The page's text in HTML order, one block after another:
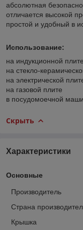
абсолютная
отличается высокой
простой и удобный в
Использование:
на индукционной плите
на стекло-
на электрической
на газовой плите
в посудомоечной
Скрыть
Характеристики
Основные
Производитель
Страна
Крышка